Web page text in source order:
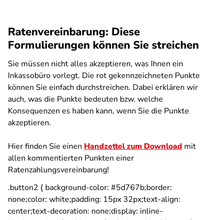
Ratenvereinbarung: Diese
Formulierungen können Sie streichen
Sie müssen nicht alles akzeptieren, was Ihnen ein
Inkassobüro vorlegt. Die rot gekennzeichneten Punkte
können Sie einfach durchstreichen. Dabei erklären wir
auch, was die Punkte bedeuten bzw. welche
Konsequenzen es haben kann, wenn Sie die Punkte
akzeptieren.
Hier finden Sie einen Handzettel zum Download mit
allen kommentierten Punkten einer
Ratenzahlungsvereinbarung!
.button2 { background-color: #5d767b;border:
none;color: white;padding: 15px 32px;text-align:
center;text-decoration: none;display: inline-